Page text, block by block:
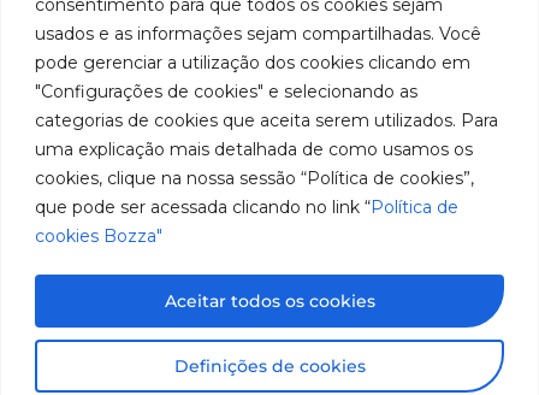
usados e as informações sejam compartilhadas. Você
pode gerenciar a utilização dos cookies clicando em
"Configurações de cookies" e selecionando as
categorias de cookies que aceita serem utilizados. Para
uma explicação mais detalhada de como usamos os
cookies, clique na nossa sessão “Política de cookies”,
que pode ser acessada clicando no link “Política de
cookies Bozza"
Definições de cookies
Aceitar todos os cookies
para
lubrificação
e
abastecimento
da
América
representante
Trabalhe
Conosco
Franchini,
50/96
Bairro: Santa
Terezinha
São Bernardo
do Campo –
SP
Imagens meramente ilustrativas. Informações sujeitas a
alterações sem aviso prévio. Todos os direitos são